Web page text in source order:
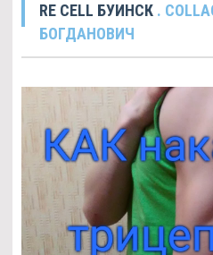
RE CELL БУИНСК .
БОГДАНОВИЧ